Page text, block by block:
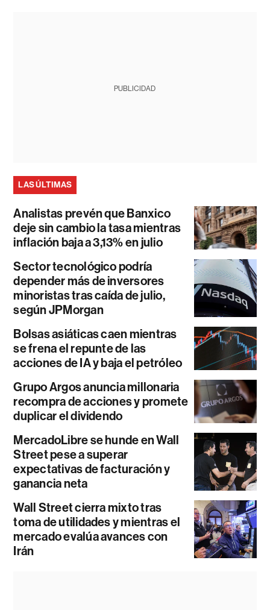
PUBLICIDAD
LAS ÚLTIMAS
Analistas prevén que Banxico
deje sin cambio la tasa mientras
inflación baja a 3,13% en julio
Sector tecnológico podría
depender más de inversores
minoristas tras caída de julio,
según JPMorgan
Bolsas asiáticas caen mientras
se frena el repunte de las
acciones de IA y baja el petróleo
Grupo Argos anuncia millonaria
recompra de acciones y promete
duplicar el dividendo
MercadoLibre se hunde en Wall
Street pese a superar
expectativas de facturación y
ganancia neta
Wall Street cierra mixto tras
toma de utilidades y mientras el
mercado evalúa avances con
Irán